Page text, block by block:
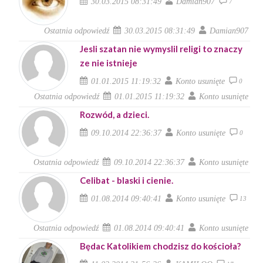
7
Ostatnia odpowiedź 30.03.2015 08:31:49 Damian907
Jesli szatan nie wymyslil religi to znaczy
ze nie istnieje
01.01.2015 11:19:32 Konto usunięte 0
Ostatnia odpowiedź 01.01.2015 11:19:32 Konto usunięte
Rozwód, a dzieci.
09.10.2014 22:36:37 Konto usunięte 0
Ostatnia odpowiedź 09.10.2014 22:36:37 Konto usunięte
Celibat - blaski i cienie.
01.08.2014 09:40:41 Konto usunięte 13
Ostatnia odpowiedź 01.08.2014 09:40:41 Konto usunięte
Będac Katolikiem chodzisz do kościoła?